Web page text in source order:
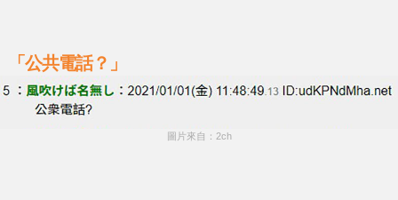
「公共電話？」
圖片來自：2ch